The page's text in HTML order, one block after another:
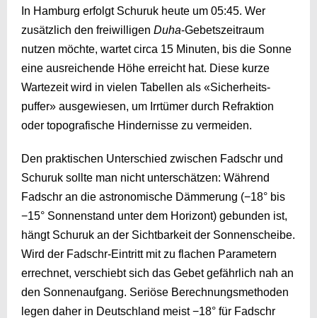
In Hamburg erfolgt Schuruk heute um 05:45. Wer
zusätzlich den freiwilligen Duha-Gebetszeitraum
nutzen möchte, wartet circa 15 Minuten, bis die Sonne
eine ausreichende Höhe erreicht hat. Diese kurze
Wartezeit wird in vielen Tabellen als «Sicherheits­
puffer» ausgewiesen, um Irrtümer durch Refraktion
oder topografische Hindernisse zu vermeiden.
Den praktischen Unterschied zwischen Fadschr und
Schuruk sollte man nicht unterschätzen: Während
Fadschr an die astronomische Dämmerung (−18° bis
−15° Sonnenstand unter dem Horizont) gebunden ist,
hängt Schuruk an der Sichtbarkeit der Sonnenscheibe.
Wird der Fadschr-Eintritt mit zu flachen Parametern
errechnet, verschiebt sich das Gebet gefährlich nah an
den Sonnenaufgang. Seriöse Berechnungsmethoden
legen daher in Deutschland meist −18° für Fadschr